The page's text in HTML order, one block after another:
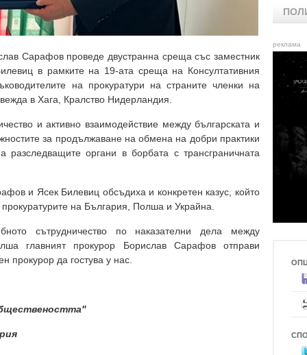
Сарафов проведе двустранна среща със заместник
в рамките на 19-ата среща на Консултативния
на прокуратури на страните членки на
в Хага, Кралство Нидерландия.
и активно взаимодействие между българската и
за продължаване на обмена на добри практики
разследващите органи в борбата с трансграничната
и Ясек Билевиц обсъдиха и конкретен казус, който
на България, Полша и Украйна.
сътрудничество по наказателни дела между
главният прокурор Борислав Сарафов отправи
прокурор да гостува у нас.
реклама